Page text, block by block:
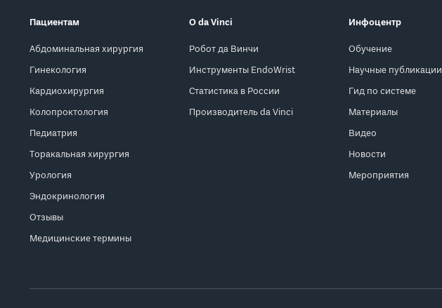
Пациентам
Абдоминальная хирургия
Гинекология
Кардиохирургия
Колопроктология
Педиатрия
Торакальная хирургия
Урология
Эндокринология
Отзывы
Медицинские термины
О da Vinci
Робот да Винчи
Инструменты EndoWrist
Статистика в России
Производитель da Vinci
Инфоцентр
Обучение
Научные публикации
Гид по системе
Материалы
Видео
Новости
Мероприятия